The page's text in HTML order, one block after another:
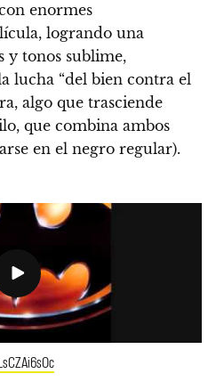
enormes
logrando una
y tonos sublime,
lucha “del bien contra el
algo que trasciende
que combina ambos
en el negro regular).